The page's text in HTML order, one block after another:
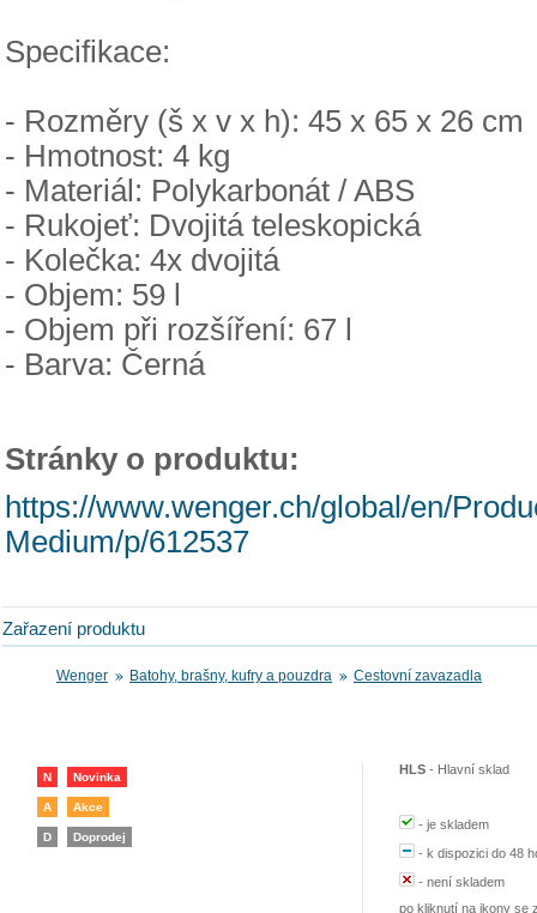
Specifikace:
- Rozměry (š x v x h): 45 x 65 x 26 cm
- Hmotnost: 4 kg
- Materiál: Polykarbonát / ABS
- Rukojeť: Dvojitá teleskopická
- Kolečka: 4x dvojitá
- Objem: 59 l
- Objem při rozšíření: 67 l
- Barva: Černá
Stránky o produktu:
https://www.wenger.ch/global/en/
Medium/p/612537
Zařazení produktu
Wenger Batohy, brašny, kufry a pouzdra Cestovní zavazadla
N Novinka
A Akce
D Doprodej
HLS - Hlavní sklad
-je skladem
-k dispozici do 48
-není skladem
po kliknutí na ikony se